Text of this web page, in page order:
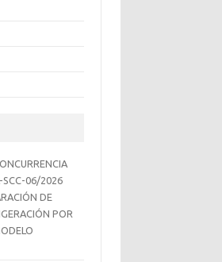
SCC-06/2026
DE
POR